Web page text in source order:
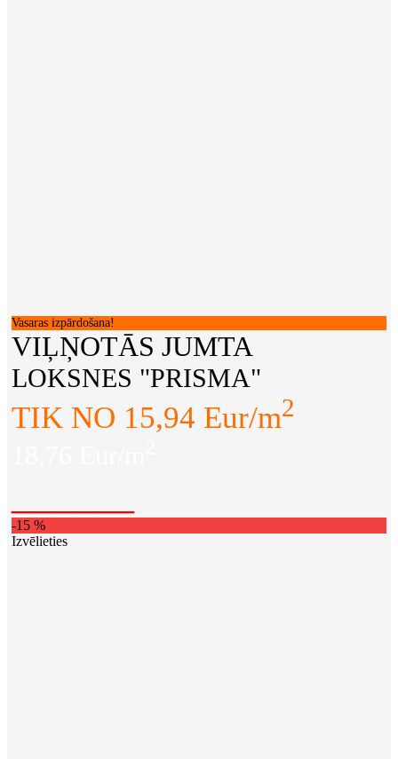
Vasaras izpārdošana!
VIĻŅOTĀS JUMTA
LOKSNES "PRISMA"
TIK NO 15,94 Eur/m2
-15 %
Izvēlieties